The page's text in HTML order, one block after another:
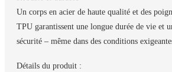
Un corps en acier de haute qualité et des
TPU garantissent une longue durée de vie et
sécurité – même dans des conditions
Détails du produit :